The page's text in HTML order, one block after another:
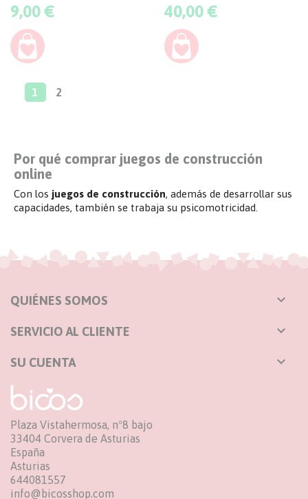
Precio
9,00 € Precio
40,00 €
1 2
Por qué comprar juegos de construcción
online
Con los juegos de construcción, además de desarrollar sus
capacidades, también se trabaja su psicomotricidad.
QUIÉNES SOMOS 
SERVICIO AL CLIENTE 
SU CUENTA 
Plaza Vistahermosa, nº8 bajo
33404 Corvera de Asturias
España
Asturias
644081557
info@bicosshop.com